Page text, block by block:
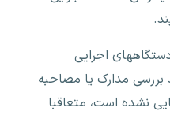
اجرایی
بررسی مدارک یا مصاحبه
نشده است، متعاقبا